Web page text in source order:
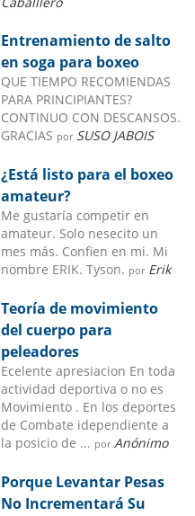
Entrenamiento de salto
en soga para boxeo
QUE TIEMPO RECOMIENDAS
PARA PRINCIPIANTES?
CONTINUO CON DESCANSOS.
GRACIAS por SUSO JABOIS
¿Está listo para el boxeo
amateur?
Me gustaría competir en
amateur. Solo nesecito un
mes más. Confien en mi. Mi
nombre ERIK. Tyson. por Erik
Teoría de movimiento
del cuerpo para
peleadores
Ecelente apresiacion En toda
actividad deportiva o no es
Movimiento . En los deportes
de Combate idependiente a
la posicio de ... por Anónimo
Porque Levantar Pesas
No Incrementará Su